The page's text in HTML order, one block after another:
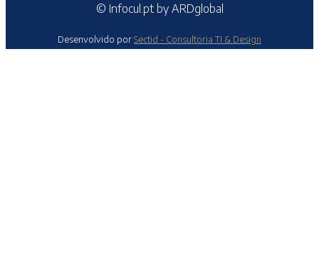
© Infocul.pt by ARDglobal
Desenvolvido porSectid - Consultoria TI & Design